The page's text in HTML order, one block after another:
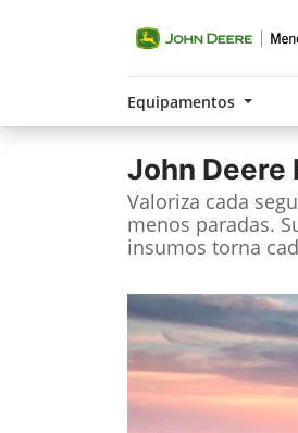
Equipamentos
John Deere
Valoriza cada
menos paradas.
insumos torna